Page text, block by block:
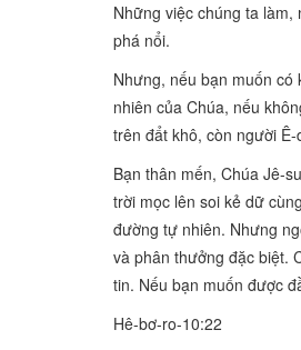
Những việc chúng ta
phá nổi.
Nhưng, nếu bạn muốn
nhiên của Chúa, nếu
trên đẩt khô, còn người
Bạn thân mến, Chúa Jê-
trời mọc lên soi kẻ dữ
đường tự nhiên. Nhưng
và phân thưởng đặc biệt.
tin. Nếu bạn muốn được
Hê-bơ-ro-10:22